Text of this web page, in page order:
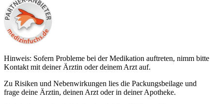
Hinweis: Sofern Probleme bei der Medikation auftreten, nimm bitte
Kontakt mit deiner Ärztin oder deinem Arzt auf.
Zu Risiken und Nebenwirkungen lies die Packungsbeilage und
frage deine Ärztin, deinen Arzt oder in deiner Apotheke.